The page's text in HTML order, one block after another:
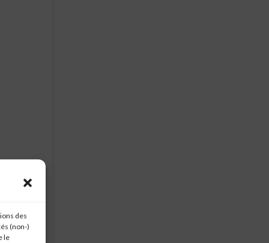
des
(non-)
le